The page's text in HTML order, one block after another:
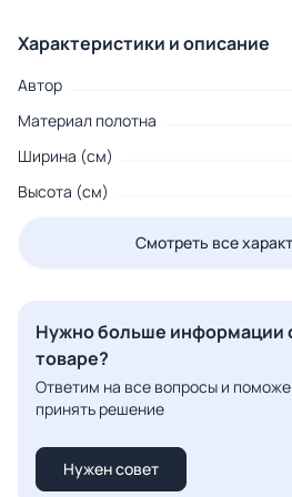
Характеристики и описание
Автор
Материал полотна
Ширина (см)
Высота (см)
Смотреть все
Нужно больше информации
товаре?
Ответим на все вопросы и
принять решение
Нужен совет